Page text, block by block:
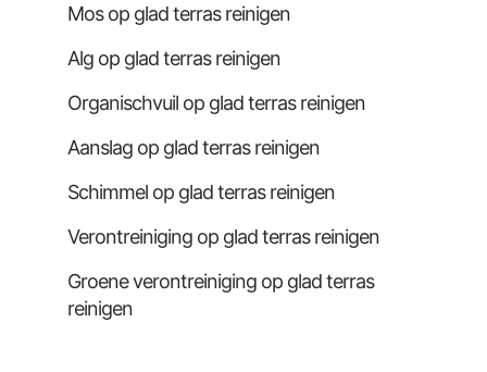
Mos op glad terras reinigen
Alg op glad terras reinigen
Organischvuil op glad terras reinigen
Aanslag op glad terras reinigen
Schimmel op glad terras reinigen
Verontreiniging op glad terras reinigen
Groene verontreiniging op glad terras
reinigen